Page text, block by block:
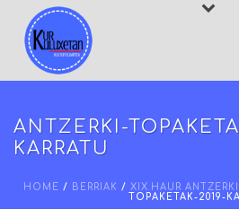
ANTZERKI-
KARRATU
HOME / BERRIAK / XIX.HAUR
TOPAKETAK-2019-